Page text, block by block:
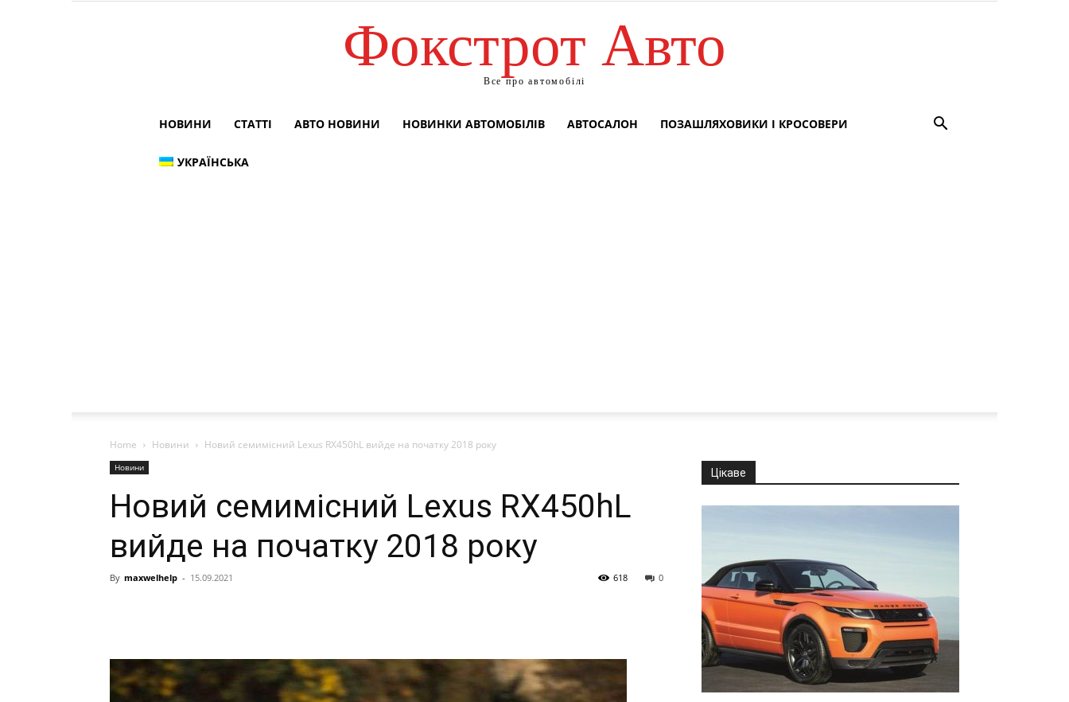
Фокстрот Авто
Все про автомобілі
НОВИНИ СТАТТІ АВТО НОВИНИ НОВИНКИ АВТОМОБІЛІВ АВТОСАЛОН ПОЗАШЛЯХОВИКИ І КРОСОВЕРИ
УКРАЇНСЬКА
Home Новини Новий семимісний Lexus RX450hL вийде на початку 2018 року
Новини
Новий семимісний Lexus RX450hL
вийде на початку 2018 року
By maxwelhelp - 15.09.2021 0
618
Цікаве